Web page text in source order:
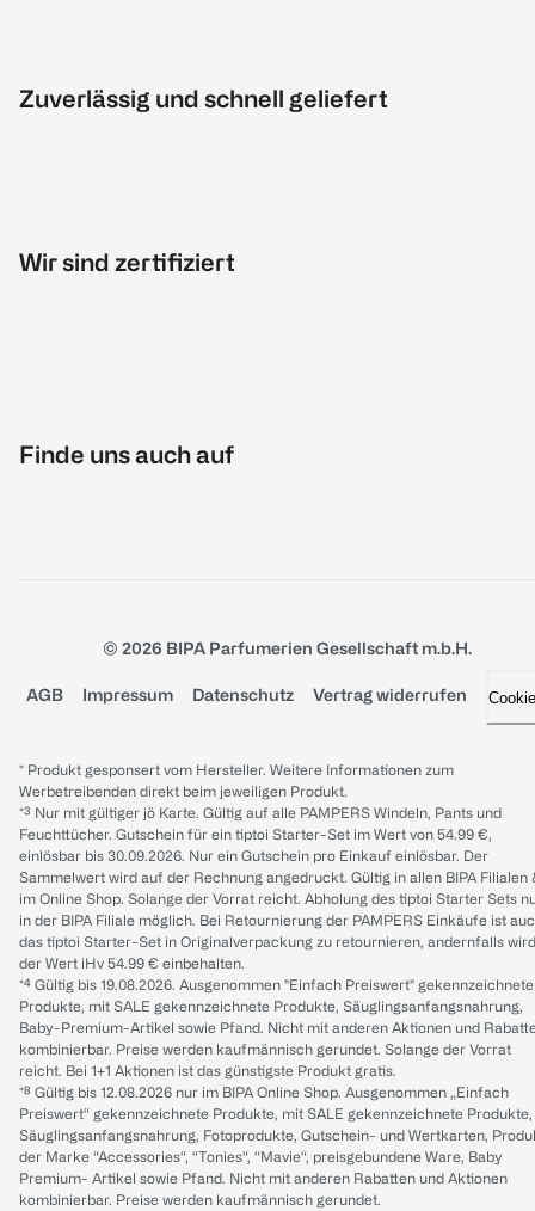
Zuverlässig und schnell geliefert
Wir sind zertifiziert
Finde uns auch auf
© 2026 BIPA Parfumerien Gesellschaft m.b.H.
AGB Impressum Datenschutz Vertrag widerrufen
* Produkt gesponsert vom Hersteller. Weitere Informationen zum
Werbetreibenden direkt beim jeweiligen Produkt.
*³ Nur mit gültiger jö Karte. Gültig auf alle PAMPERS Windeln, Pants und
Feuchttücher. Gutschein für ein tiptoi Starter-Set im Wert von 54.99 €,
einlösbar bis 30.09.2026. Nur ein Gutschein pro Einkauf einlösbar. Der
Sammelwert wird auf der Rechnung angedruckt. Gültig in allen BIPA Filialen
im Online Shop. Solange der Vorrat reicht. Abholung des tiptoi Starter Sets
in der BIPA Filiale möglich. Bei Retournierung der PAMPERS Einkäufe ist
das tiptoi Starter-Set in Originalverpackung zu retournieren, andernfalls wird
der Wert iHv 54.99 € einbehalten.
*⁴ Gültig bis 19.08.2026. Ausgenommen "Einfach Preiswert" gekennzeichnete
Produkte, mit SALE gekennzeichnete Produkte, Säuglingsanfangsnahrung,
Baby-Premium-Artikel sowie Pfand. Nicht mit anderen Aktionen und
kombinierbar. Preise werden kaufmännisch gerundet. Solange der Vorrat
reicht. Bei 1+1 Aktionen ist das günstigste Produkt gratis.
*⁸ Gültig bis 12.08.2026 nur im BIPA Online Shop. Ausgenommen „Einfach
Preiswert“ gekennzeichnete Produkte, mit SALE gekennzeichnete Produkte,
Säuglingsanfangsnahrung, Fotoprodukte, Gutschein- und Wertkarten,
der Marke “Accessories“, “Tonies“, “Mavie“, preisgebundene Ware, Baby
Premium- Artikel sowie Pfand. Nicht mit anderen Rabatten und Aktionen
kombinierbar. Preise werden kaufmännisch gerundet.